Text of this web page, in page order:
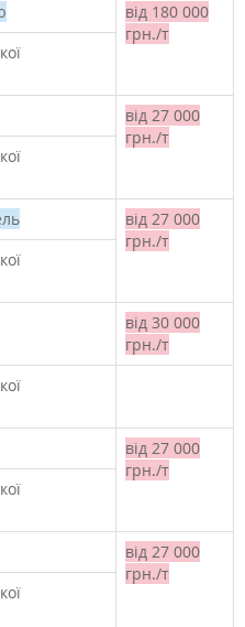
від 180 000
грн./т
від 27 000
грн./т
від 27 000
грн./т
від 30 000
грн./т
від 27 000
грн./т
від 27 000
грн./т